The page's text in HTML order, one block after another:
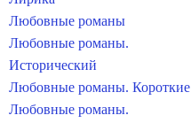
Любовные романы
Любовные романы.
Исторический
Любовные романы. Короткие
Любовные романы.